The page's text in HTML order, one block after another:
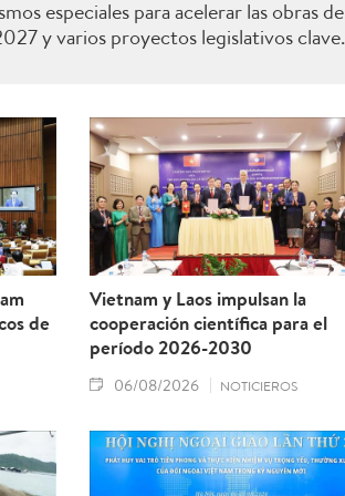
especiales para acelerar las obras
y varios proyectos legislativos clave.
de
Vietnam y Laos impulsan la
cooperación científica para el
período 2026-2030
06/08/2026 NOTICIEROS